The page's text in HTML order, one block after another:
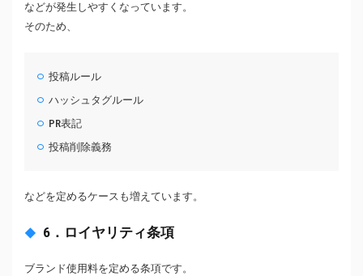
などが発生しやすくなっています。
そのため、
投稿ルール
ハッシュタグルール
PR表記
投稿削除義務
などを定めるケースも増えています。
6．ロイヤリティ条項
ブランド使用料を定める条項です。